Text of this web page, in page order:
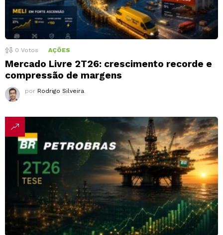
0 Votos AÇÕES
Mercado Livre 2T26: crescimento recorde e
compressão de margens
por Rodrigo Silveira